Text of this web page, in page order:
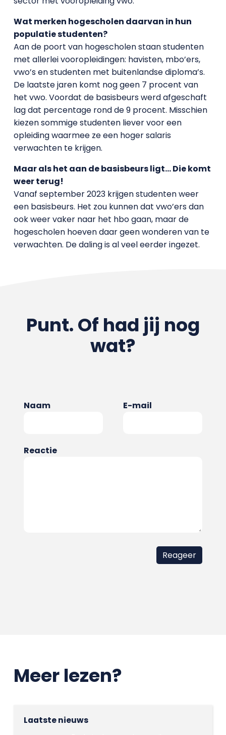
Wat merken hogescholen daarvan in hun
populatie studenten?
Aan de poort van hogescholen staan studenten
met allerlei vooropleidingen: havisten, mbo’ers,
vwo’s en studenten met buitenlandse diploma’s.
De laatste jaren komt nog geen 7 procent van
het vwo. Voordat de basisbeurs werd afgeschaft
lag dat percentage rond de 9 procent. Misschien
kiezen sommige studenten liever voor een
opleiding waarmee ze een hoger salaris
verwachten te krijgen.
Maar als het aan de basisbeurs ligt… Die komt
weer terug!
Vanaf september 2023 krijgen studenten weer
een basisbeurs. Het zou kunnen dat vwo’ers dan
ook weer vaker naar het hbo gaan, maar de
hogescholen hoeven daar geen wonderen van te
verwachten. De daling is al veel eerder ingezet.
Punt. Of had jij nog
wat?
Naam E-mail
Reactie
Meer lezen?
Laatste nieuws